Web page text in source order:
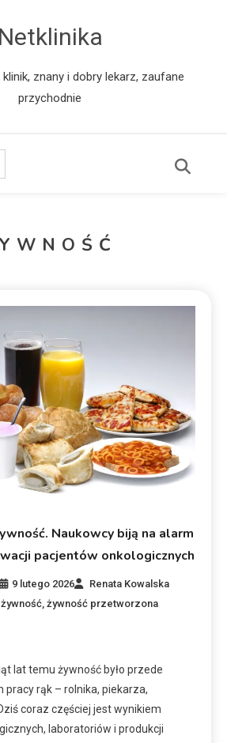
Netklinika
znany i dobry lekarz, zaufane
przychodnie
Naukowcy biją na alarm
pacjentów onkologicznych
9 lutego 2026
Renata Kowalska
,żywność ,żywność przetworzona
lat temu żywność było przede
rąk – rolnika, piekarza,
coraz częściej jest wynikiem
laboratoriów i produkcji